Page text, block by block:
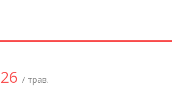
26/ трав.